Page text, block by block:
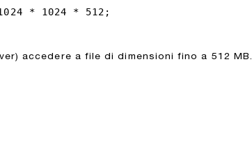
* 1024 * 512;
accedere a file di dimensioni fino a 512 MB.